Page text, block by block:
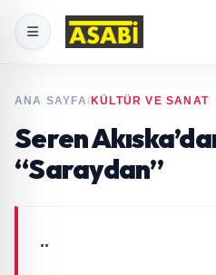
ANA SAYFA/ KÜLTÜR VE SANAT
Seren
“Saraydan”
..